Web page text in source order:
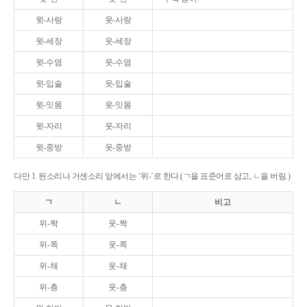
윗-사랑 웃-사랑
윗-세장 웃-세장
윗-수염 웃-수염
윗-입술 웃-입술
윗-잇몸 웃-잇몸
윗-자리 웃-자리
윗-중방 웃-중방
다만 1. 된소리나 거센소리 앞에서는 ‘위-’로 한다.(ㄱ을 표준어로 삼고, ㄴ을 버림.)
ㄱ ㄴ 비고
위-짝 웃-짝
위-쪽 웃-쪽
위-채 웃-채
위-층 웃-층